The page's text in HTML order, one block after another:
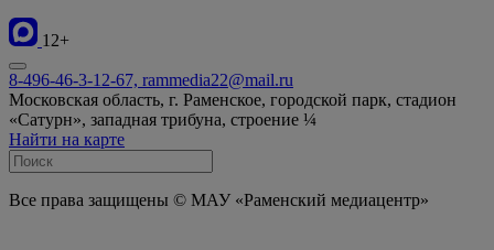
12+
8-496-46-3-12-67, rammedia22@mail.ru
Московская область, г. Раменское, городской парк, стадион
«Сатурн», западная трибуна, строение ¼
Найти на карте
Все права защищены © МАУ «Раменский медиацентр»